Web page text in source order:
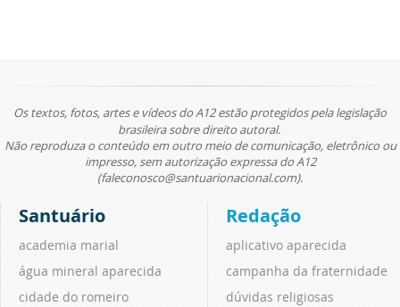
Os textos, fotos, artes e vídeos do A12 estão protegidos pela legislação
brasileira sobre direito autoral.
Não reproduza o conteúdo em outro meio de comunicação, eletrônico ou
impresso, sem autorização expressa do A12
(faleconosco@santuarionacional.com).
Santuário
academia marial
água mineral aparecida
cidade do romeiro
Redação
aplicativo aparecida
campanha da fraternidade
dúvidas religiosas